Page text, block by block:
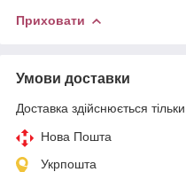
Приховати
Умови доставки
Доставка здійснюється
Нова Пошта
Укрпошта